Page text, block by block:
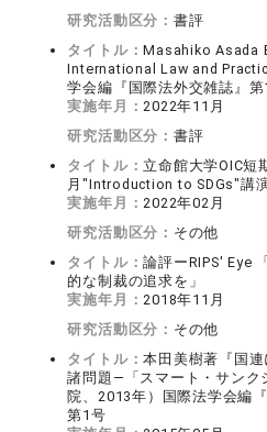
研究活動区分： 書評
タイトル：Masahiko Asada
International Law and
学会編『国際法外交雑誌』
実施年月： 2022年11月
研究活動区分： 書評
タイトル： 立命館大学OIC短
月"Introduction to SDGs"講
実施年月： 2022年02月
研究活動区分： その他
タイトル：論評ーRIPS' Eye
的な制裁の追求を」
実施年月： 2018年11月
研究活動区分： その他
タイトル：本田美樹著『国
諸問題―「スマート・サンク
院、2013年）国際法学会編
第1号